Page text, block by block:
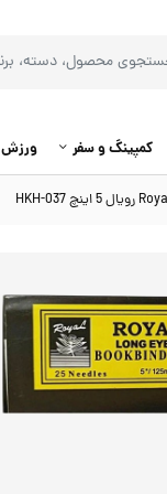
کمپینگ و سفر ورزش